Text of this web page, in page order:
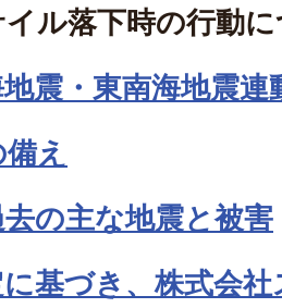
ル落下時の行動
震・東南海地震
え
の主な地震と被害
基づき、株式会